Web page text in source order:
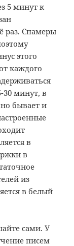
5 минут к
раз. Спамеры
этого
каждого
30 минут, в
бывает и
в
в
из
в белый
сами. У
писем